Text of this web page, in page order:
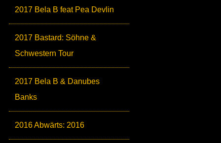
2017 Bela B feat Pea Devlin
2017 Bastard: Söhne &
Schwestern Tour
2017 Bela B & Danubes
Banks
2016 Abwärts: 2016